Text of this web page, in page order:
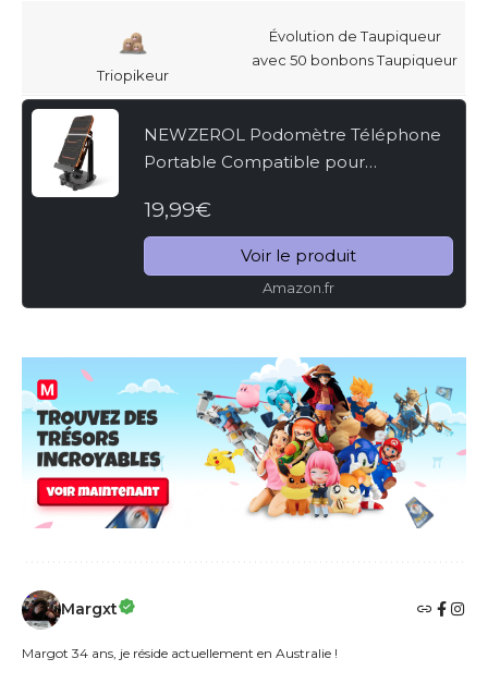
Triopikeur
Évolution de Taupiqueur
avec 50 bonbons Taupiqueur
NEWZEROL Podomètre Téléphone
Portable Compatible pour
Plus,[Œufs à Couver ou Bonbons
Copains][Version Muette]
Équipement...
19,99€
Voir le produit
Amazon.fr
Margxt
Margot 34 ans, je réside actuellement en Australie !